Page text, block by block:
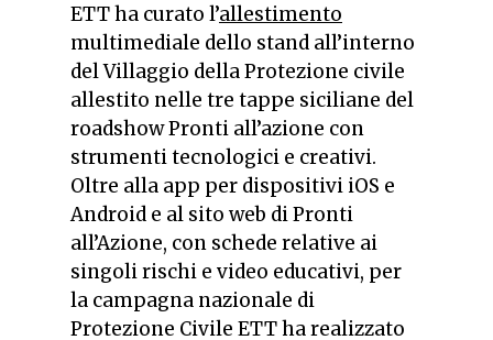
ETT ha curato l’allestimento
multimediale dello stand all’interno
del Villaggio della Protezione civile
allestito nelle tre tappe siciliane del
roadshow Pronti all’azione con
strumenti tecnologici e creativi.
Oltre alla app per dispositivi iOS e
Android e al sito web di Pronti
all’Azione, con schede relative ai
singoli rischi e video educativi, per
la campagna nazionale di
Protezione Civile ETT ha realizzato